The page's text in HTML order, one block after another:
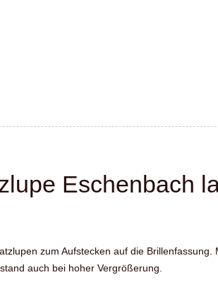
Eschenbach
zum Aufstecken auf die Brillenfassung.
auch bei hoher Vergrößerung.